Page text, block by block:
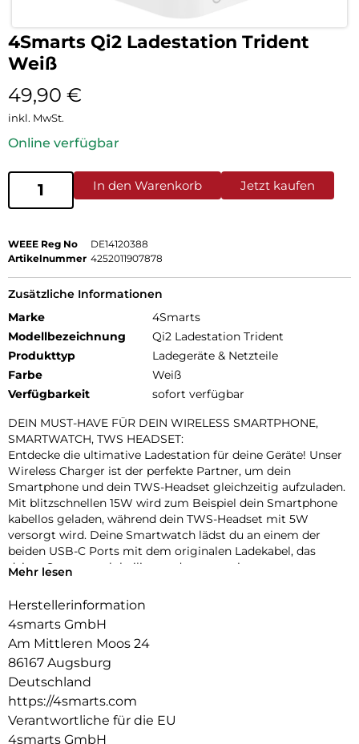
4Smarts Qi2 Ladestation Trident
Weiß
49,90 €
inkl. MwSt.
Online verfügbar
In den Warenkorb Jetzt kaufen
WEEE Reg No
DE14120388
Artikelnummer 4252011907878
Zusätzliche Informationen
Marke
4Smarts
Modellbezeichnung
Qi2 Ladestation Trident
Produkttyp
Ladegeräte & Netzteile
Farbe
Weiß
Verfügbarkeit
sofort verfügbar
DEIN MUST-HAVE FÜR DEIN WIRELESS SMARTPHONE,
SMARTWATCH, TWS HEADSET:
Entdecke die ultimative Ladestation für deine Geräte! Unser
Wireless Charger ist der perfekte Partner, um dein
Smartphone und dein TWS-Headset gleichzeitig aufzuladen.
Mit blitzschnellen 15W wird zum Beispiel dein Smartphone
kabellos geladen, während dein TWS-Headset mit 5W
versorgt wird. Deine Smartwatch lädst du an einem der
beiden USB-C Ports mit dem originalen Ladekabel, das
deiner Smartwatch beiliegt, oder nutze ein separat
SMARTES LADEN MIT Qi2:
Willkommen zu unserem neuen Qi2-Ladegerät für kabelloses
Laden! Es bietet dank Qi2-Standard mehr Leistung und
Effizienz. Durch die MagSafe-Technik mit starken Magneten
wird dein Handy sicher gehalten und genau positioniert,
damit es schnell lädt. Der mitgelieferte UltiMag Ring macht
auch Handys ohne MagSafe/Qi2 nutzbar. Unsere Station ist
mit neuesten iPhone-Modellen kompatibel. Prüfe für andere
Handys die Kompatibilität auf der Herstellerseite.
Mehr lesen
Herstellerinformation
4smarts GmbH
Am Mittleren Moos 24
86167 Augsburg
Deutschland
https://4smarts.com
Verantwortliche für die EU
4smarts GmbH